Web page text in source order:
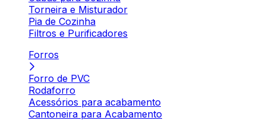
Torneira e Misturador
Pia de Cozinha
Filtros e Purificadores
Forros
Forro de PVC
Rodaforro
Acessórios para acabamento
Cantoneira para Acabamento